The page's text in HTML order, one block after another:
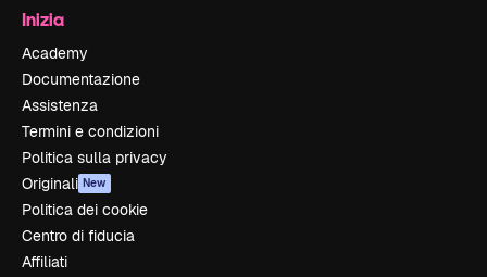
Inizia
Academy
Documentazione
Assistenza
Termini e condizioni
Politica sulla privacy
Originali New
Politica dei cookie
Centro di fiducia
Affiliati